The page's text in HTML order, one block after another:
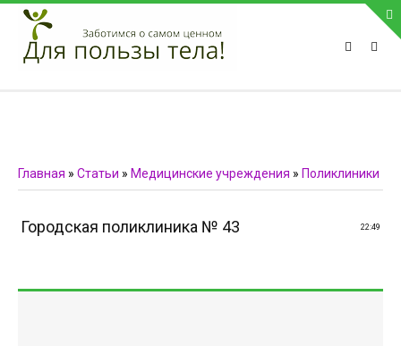
ПРИВЕТСТВУЕМ НА НАШЕМ САЙТЕ
Блок скоро обновится
Телефон:
Главная » Статьи » Медицинские учреждения » Поликлиники
22:49
Городская поликлиника № 43